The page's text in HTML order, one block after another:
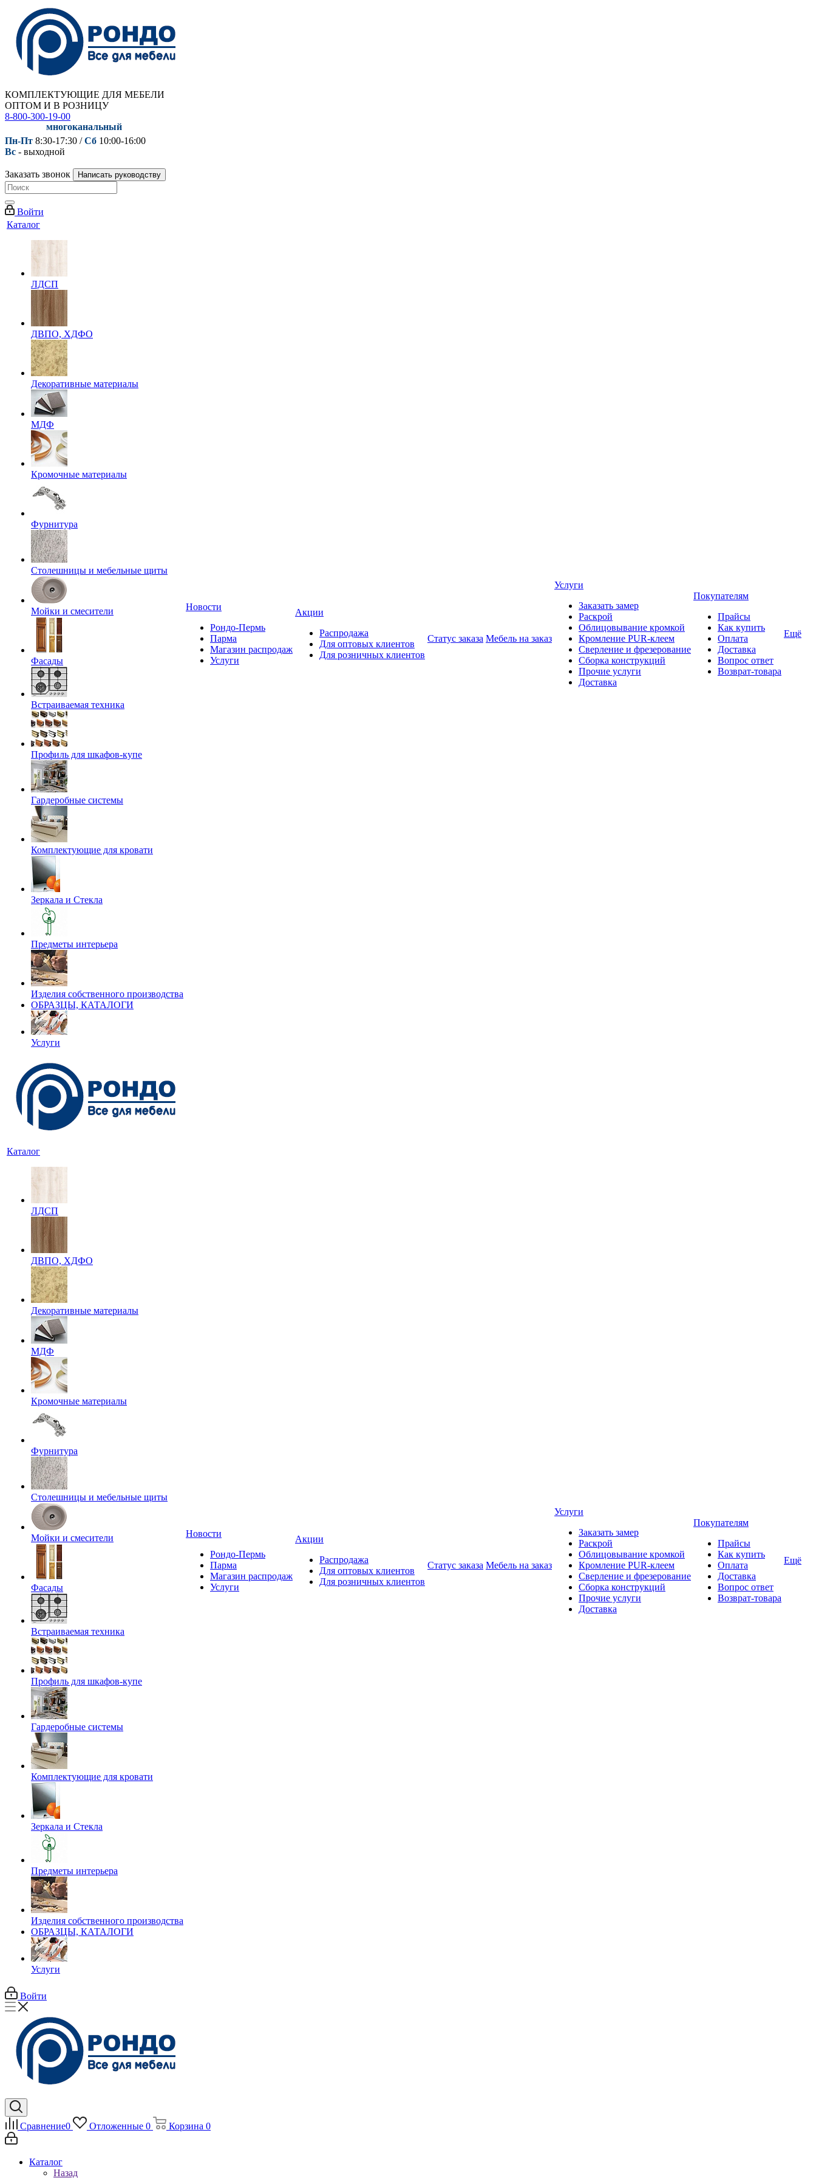
КОМПЛЕКТУЮЩИЕ ДЛЯ МЕБЕЛИ
ОПТОМ И В РОЗНИЦУ
8-800-300-19-00
многоканальный
Пн-Пт 8:30-17:30 /Сб 10:00-16:00
Вс - выходной
Заказать звонок Написать руководству
Войти
Каталог
ЛДСП
ДВПО, ХДФО
Декоративные материалы
МДФ
Кромочные материалы
Фурнитура
Столешницы и мебельные щиты
Мойки и смесители
Фасады
Встраиваемая техника
Профиль для шкафов-купе
Гардеробные системы
Комплектующие для кровати
Зеркала и Стекла
Предметы интерьера
Изделия собственного производства
ОБРАЗЦЫ, КАТАЛОГИ
Услуги
Новости
Рондо-Пермь
Парма
Магазин распродаж
Услуги
Акции
Распродажа
Для оптовых клиентов
Для розничных клиентов
Статус заказа Мебель на заказ
Услуги
Заказать замер
Раскрой
Облицовывание кромкой
Кромление PUR-клеем
Сверление и фрезерование
Сборка конструкций
Прочие услуги
Доставка
Покупателям
Прайсы
Как купить
Оплата
Доставка
Вопрос ответ
Возврат-товара
Ещё
Каталог
ЛДСП
ДВПО, ХДФО
Декоративные материалы
МДФ
Кромочные материалы
Фурнитура
Столешницы и мебельные щиты
Мойки и смесители
Фасады
Встраиваемая техника
Профиль для шкафов-купе
Гардеробные системы
Комплектующие для кровати
Зеркала и Стекла
Предметы интерьера
Изделия собственного производства
ОБРАЗЦЫ, КАТАЛОГИ
Услуги
Новости
Рондо-Пермь
Парма
Магазин распродаж
Услуги
Акции
Распродажа
Для оптовых клиентов
Для розничных клиентов
Статус заказа Мебель на заказ
Услуги
Заказать замер
Раскрой
Облицовывание кромкой
Кромление PUR-клеем
Сверление и фрезерование
Сборка конструкций
Прочие услуги
Доставка
Покупателям
Прайсы
Как купить
Оплата
Доставка
Вопрос ответ
Возврат-товара
Ещё
Войти
Сравнение0 Отложенные 0 Корзина 0
Каталог
Назад